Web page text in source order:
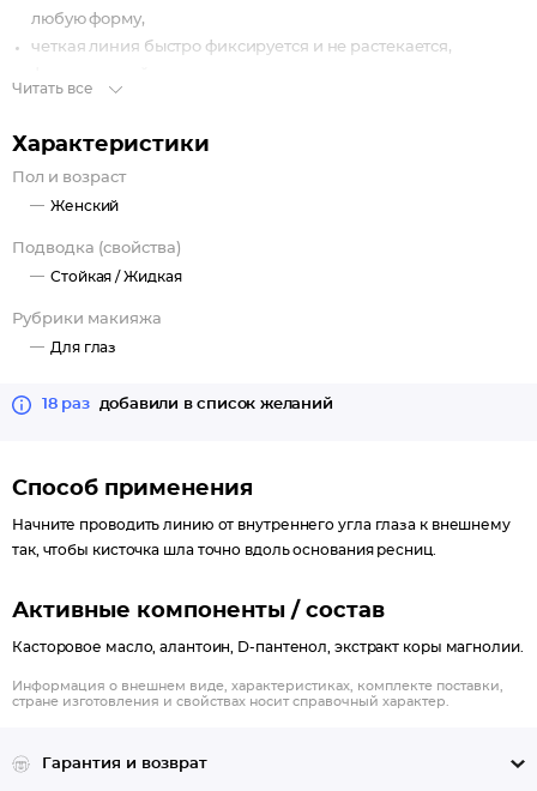
любую форму,
четкая линия быстро фиксируется и не растекается,
финиш: полуматовый,
универсальный оттенок: чёрный.
касторовое масло укрепляет ресницы, питает, увлажняет и
повышает эластичность кожи,
алантоин способствует заживалению и восстановлению
кожи при повреждениях, нейтрализует негативное
появление морщин,
покраснения и раздражение кожи, активизирует рост
экстракт коры магнолии - противоаллергический
компонент и антиоксидант, который оказывает на кожу
Читать все
Характеристики
Пол и возраст
Женский
Подводка (свойства)
Стойкая /Жидкая
Рубрики макияжа
Для глаз
18 раз добавили в список желаний
Способ применения
Начните проводить линию от внутреннего угла глаза к внешнему
так, чтобы кисточка шла точно вдоль основания ресниц.
Активные компоненты / состав
Касторовое масло, алантоин, D-пантенол, экстракт коры магнолии.
Информация о внешнем виде, характеристиках, комплекте поставки,
стране изготовления и свойствах носит справочный характер.
Гарантия и возврат